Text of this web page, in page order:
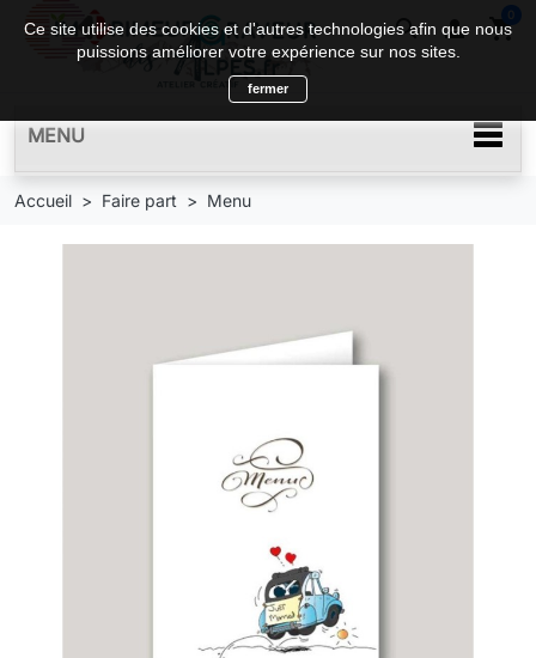
search  shopping_cart
0
MENU
Accueil Faire part Menu
Ce site utilise des cookies et d'autres technologies afin que nous
puissions améliorer votre expérience sur nos sites.
fermer